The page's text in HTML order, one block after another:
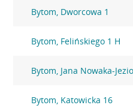
Bytom, Dworcowa 1
Bytom, Felińskiego 1 H
Bytom, Jana Nowaka-
Bytom, Katowicka 16